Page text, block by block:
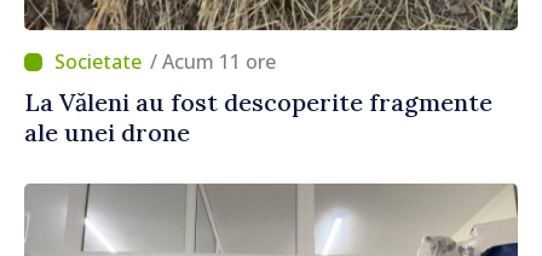
/ Acum 11 ore
La Văleni au fost descoperite fragmente
ale unei drone